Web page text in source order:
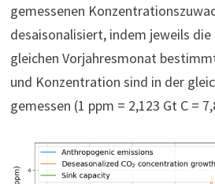
gemessenen
desaisonalisiert, indem jeweils die
gleichen Vorjahresmonat
und Konzentration sind in der
gemessen (1 ppm = 2,123 Gt C =